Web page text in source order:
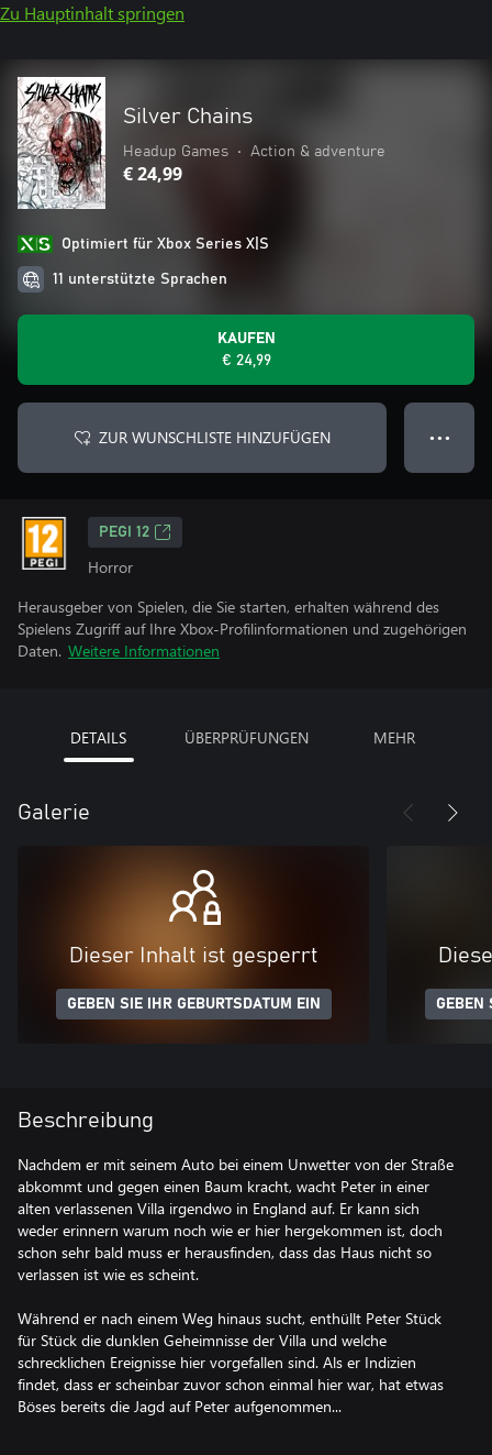
Zu Hauptinhalt springen
Silver Chains
Headup Games • Action & adventure
€ 24,99
Optimiert für Xbox Series X|S
11 unterstützte Sprachen
KAUFEN
€ 24,99
ZUR WUNSCHLISTE HINZUFÜGEN ● ● ●
PEGI 12
Horror
Herausgeber von Spielen, die Sie starten, erhalten während des
Spielens Zugriff auf Ihre Xbox-Profilinformationen und zugehörigen
Daten. Weitere Informationen
DETAILS ÜBERPRÜFUNGEN MEHR
Galerie
Dieser Inhalt ist gesperrt
GEBEN SIE IHR GEBURTSDATUM EIN GEBEN
Beschreibung
Nachdem er mit seinem Auto bei einem Unwetter von der Straße
abkommt und gegen einen Baum kracht, wacht Peter in einer
alten verlassenen Villa irgendwo in England auf. Er kann sich
weder erinnern warum noch wie er hier hergekommen ist, doch
schon sehr bald muss er herausfinden, dass das Haus nicht so
verlassen ist wie es scheint.
Während er nach einem Weg hinaus sucht, enthüllt Peter Stück
für Stück die dunklen Geheimnisse der Villa und welche
schrecklichen Ereignisse hier vorgefallen sind. Als er Indizien
findet, dass er scheinbar zuvor schon einmal hier war, hat etwas
Böses bereits die Jagd auf Peter aufgenommen...